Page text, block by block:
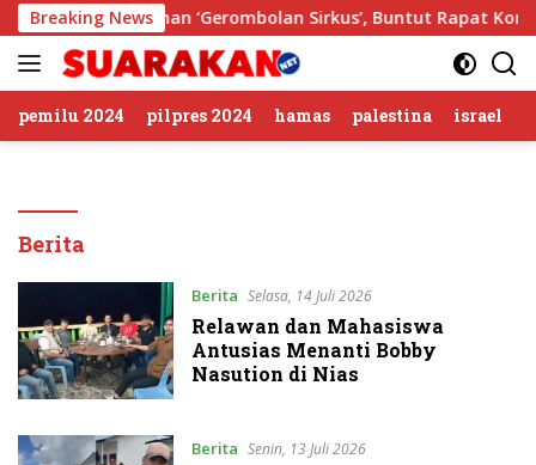
Langsung
ke
konten
Breaking News
KWP Soal Tuduhan ‘Gerombolan Sirkus’, Buntut Rapat
pemilu 2024 pilpres 2024 hamas palestina israel
Berita
Berita Selasa, 14 Juli 2026
Relawan dan Mahasiswa
Antusias Menanti Bobby
Nasution di Nias
Berita Senin, 13 Juli 2026